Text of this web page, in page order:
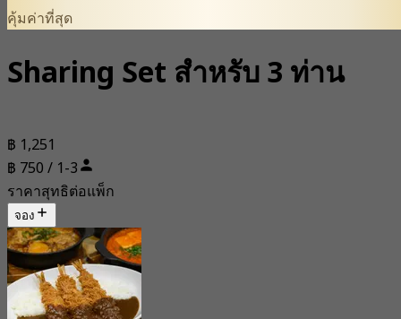
คุ้มค่าที่สุด
Sharing Set สำหรับ 3 ท่าน
฿ 1,251
฿ 750 / 1-3
ราคาสุทธิต่อแพ็ก
จอง